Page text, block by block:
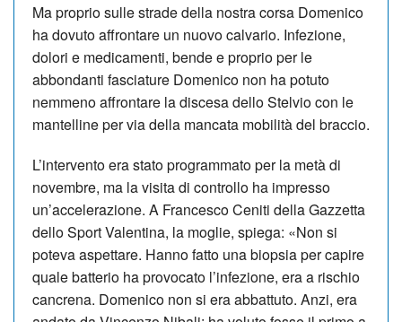
Ma proprio sulle strade della nostra corsa Domenico
ha dovuto affrontare un nuovo calvario. Infezione,
dolori e medicamenti, bende e proprio per le
abbondanti fasciature Domenico non ha potuto
nemmeno affrontare la discesa dello Stelvio con le
mantelline per via della mancata mobilità del braccio.
L’intervento era stato programmato per la metà di
novembre, ma la visita di controllo ha impresso
un’accelerazione. A Francesco Ceniti della Gazzetta
dello Sport Valentina, la moglie, spiega: «Non si
poteva aspettare. Hanno fatto una biopsia per capire
quale batterio ha provocato l’infezione, era a rischio
cancrena. Domenico non si era abbattuto. Anzi, era